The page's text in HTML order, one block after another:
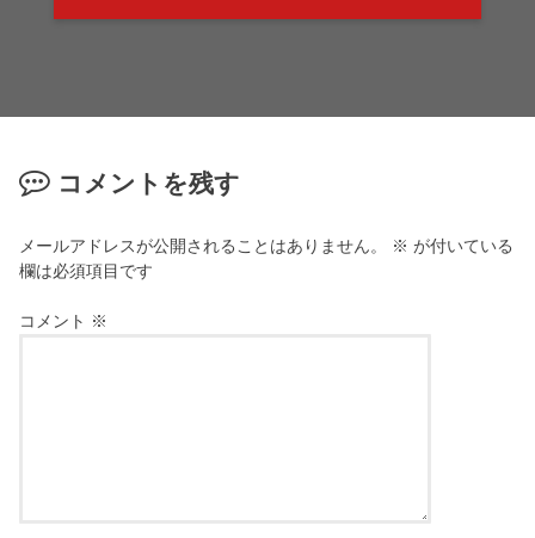
コメントを残す
メールアドレスが公開されることはありません。 ※ が付いている
欄は必須項目です
コメント ※